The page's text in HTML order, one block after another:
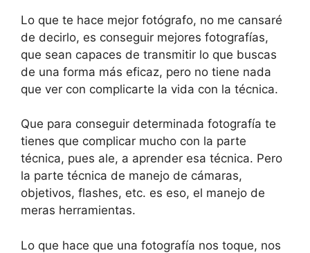
Lo que te hace mejor fotógrafo, no me cansaré
de decirlo, es conseguir mejores fotografías,
que sean capaces de transmitir lo que buscas
de una forma más eficaz, pero no tiene nada
que ver con complicarte la vida con la técnica.
Que para conseguir determinada fotografía te
tienes que complicar mucho con la parte
técnica, pues ale, a aprender esa técnica. Pero
la parte técnica de manejo de cámaras,
objetivos, flashes, etc. es eso, el manejo de
meras herramientas.
Lo que hace que una fotografía nos toque, nos